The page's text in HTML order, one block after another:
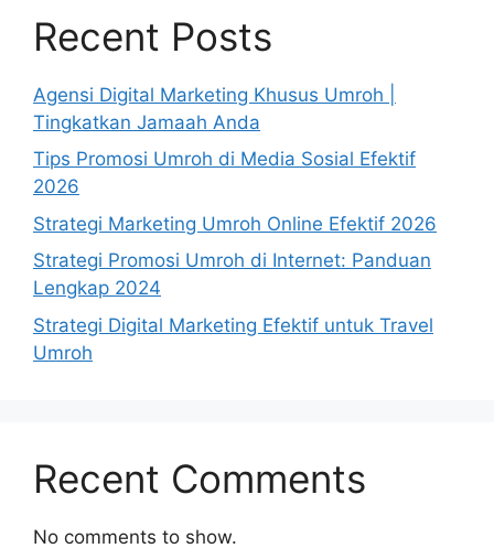
Recent Posts
Agensi Digital Marketing Khusus Umroh |
Tingkatkan Jamaah Anda
Tips Promosi Umroh di Media Sosial Efektif
2026
Strategi Marketing Umroh Online Efektif 2026
Strategi Promosi Umroh di Internet: Panduan
Lengkap 2024
Strategi Digital Marketing Efektif untuk Travel
Umroh
Recent Comments
No comments to show.